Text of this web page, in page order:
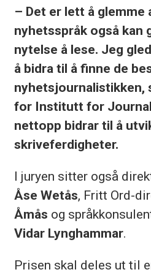
– Det er lett å
nyhetsspråk også kan
nytelse å lese. Jeg
å bidra til å finne de
nyhetsjournalistikken,
for Institutt for
nettopp bidrar til å
skriveferdigheter.
I juryen sitter også
Åse Wetås, Fritt Ord-
Åmås og
Vidar Lynghammar.
Prisen skal deles ut til